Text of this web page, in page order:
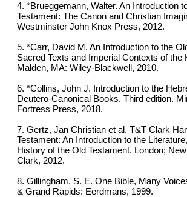
4. *Brueggemann, Walter. An Introduction
Testament: The Canon and Christian
Westminster John Knox Press, 2012.
5. *Carr, David M. An Introduction to the
Sacred Texts and Imperial Contexts of the
Malden, MA: Wiley-Blackwell, 2010.
6. *Collins, John J. Introduction to the
Deutero-Canonical Books. Third edition.
Fortress Press, 2018.
7. Gertz, Jan Christian et al. T&T Clark
Testament: An Introduction to the
History of the Old Testament. London;
Clark, 2012.
8. Gillingham, S. E. One Bible, Many
& Grand Rapids: Eerdmans, 1999.